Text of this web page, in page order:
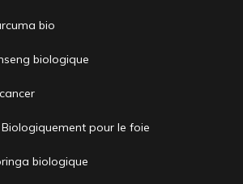
bio
biologique
pour le foie
biologique